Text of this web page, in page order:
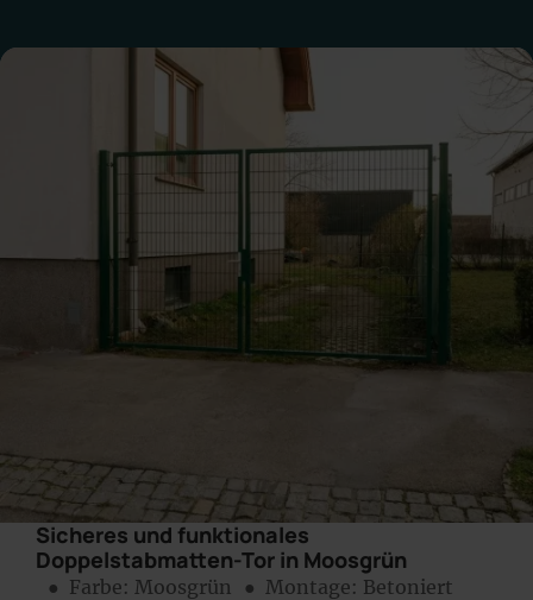
Sicheres und funktionales
Doppelstabmatten-Tor in Moosgrün
● Farbe: Moosgrün ● Montage: Betoniert